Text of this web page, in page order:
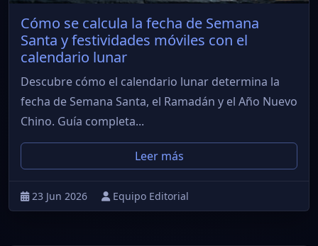
Cómo se calcula la fecha de Semana
Santa y festividades móviles con el
calendario lunar
Descubre cómo el calendario lunar determina la
fecha de Semana Santa, el Ramadán y el Año Nuevo
Chino. Guía completa...
Leer más
23 Jun 2026 Equipo Editorial